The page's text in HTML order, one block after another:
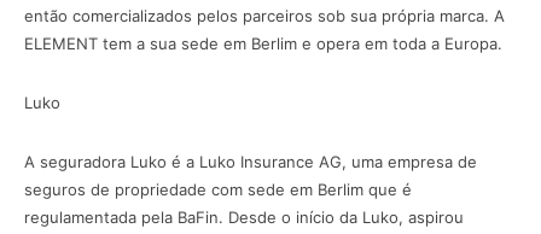
então comercializados pelos parceiros sob sua própria marca. A
ELEMENT tem a sua sede em Berlim e opera em toda a Europa.
Luko ‍
A seguradora Luko é a Luko Insurance AG, uma empresa de
seguros de propriedade com sede em Berlim que é
regulamentada pela BaFin. Desde o início da Luko, aspirou